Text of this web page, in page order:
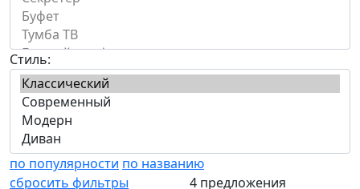
Стиль:
сбросить фильтры
по популярности по названию
4 предложения